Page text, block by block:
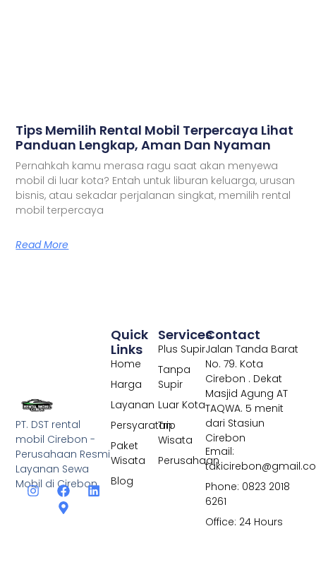
Tips Memilih Rental Mobil Terpercaya Lihat
Panduan Lengkap, Aman Dan Nyaman
Pernahkah kamu merasa ragu saat akan menyewa
mobil di luar kota? Entah untuk liburan keluarga, urusan
bisnis, atau sekadar perjalanan singkat, memilih rental
mobil terpercaya
Read More
PT. DST rental
mobil Cirebon -
Perusahaan Resmi
Layanan Sewa
Mobil di Cirebon
Services
Plus Supir
Tanpa
Supir
Luar Kota
Trip
Wisata
Perusahaan
Quick
Links
Home
Harga
Layanan
Persyaratan
Paket
Wisata
Blog
Contact
Jalan Tanda Barat
No. 79. Kota
Cirebon . Dekat
Masjid Agung AT
TAQWA. 5 menit
dari Stasiun
Cirebon
Email:
Phone: 0823 2018
6261
Office: 24 Hours